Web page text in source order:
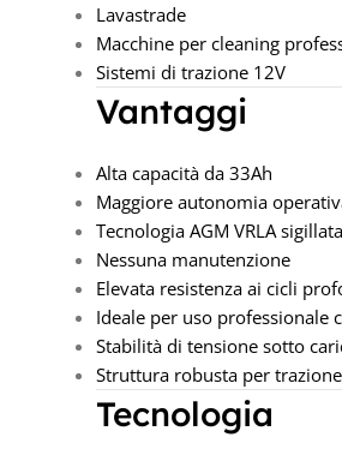
Lavastrade
Macchine per cleaning
Sistemi di trazione 12V
Vantaggi
Alta capacità da 33Ah
Maggiore autonomia
Tecnologia AGM VRLA sigillata
Nessuna manutenzione
Elevata resistenza ai cicli
Ideale per uso professionale
Stabilità di tensione sotto
Struttura robusta per
Tecnologia